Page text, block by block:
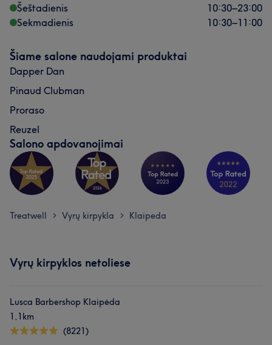
Šeštadienis
10:30–23:00
Sekmadienis
10:30–11:00
Šiame salone naudojami produktai
Dapper Dan
Pinaud Clubman
Proraso
Reuzel
Salono apdovanojimai
Treatwell > Vyrų kirpykla > Klaipeda
Vyrų kirpyklos netoliese
Lusca Barbershop Klaipėda
1,1km
(8221)